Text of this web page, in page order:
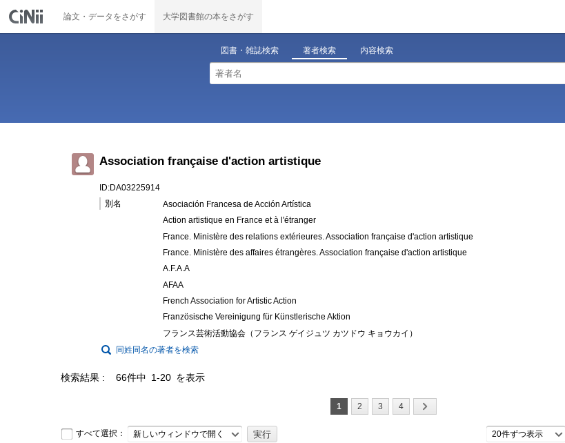
論文・データをさがす 大学図書館の本をさがす
図書・雑誌検索 著者検索 内容検索
Association française d'action artistique
ID:DA03225914
別名
Asociación Francesa de Acción Artística
Action artistique en France et à l'étranger
France. Ministère des relations extérieures. Association française d'action artistique
France. Ministère des affaires étrangères. Association française d'action artistique
A.F.A.A
AFAA
French Association for Artistic Action
Französische Vereinigung für Künstlerische Aktion
フランス芸術活動協会（フランス ゲイジュツ カツドウ キョウカイ）
同姓同名の著者を検索
検索結果 66件中 1-20 を表示
1 2 3 4
すべて選択： 新しいウィンドウで開く 20件ずつ表示